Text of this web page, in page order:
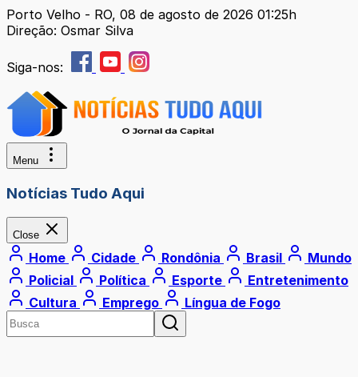
Porto Velho - RO, 08 de agosto de 2026 01:25h
Direção: Osmar Silva
Siga-nos:
Menu
Notícias Tudo Aqui
Close
Home Cidade Rondônia Brasil
Mundo
Policial
Política Esporte
Entretenimento
Cultura
Emprego Língua de Fogo